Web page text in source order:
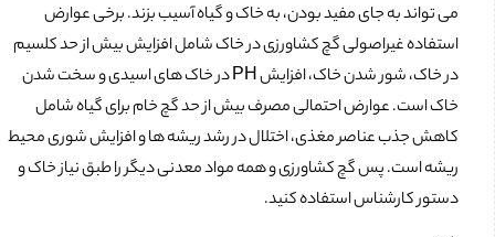
می تواند به جای مفید بودن، به خاک و گیاه آسیب بزند. برخی عوارض
استفاده غیراصولی گچ کشاورزی در خاک شامل افزایش بیش از حد کلسیم
در خاک، شور شدن خاک، افزایش PH در خاک های اسیدی و سخت شدن
خاک است. عوارض احتمالی مصرف بیش از حد گچ خام برای گیاه شامل
کاهش جذب عناصر مغذی، اختلال در رشد ریشه ها و افزایش شوری محیط
ریشه است. پس گچ کشاورزی و همه مواد معدنی دیگر را طبق نیاز خاک و
دستور کارشناس استفاده کنید.